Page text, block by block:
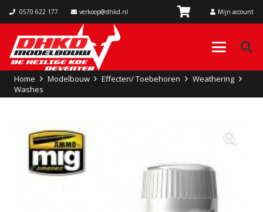
0570 622 177 verkoop@dhkd.nl Mijn account
Home Modelbouw Effecten/ Toebehoren
Weathering
Washes